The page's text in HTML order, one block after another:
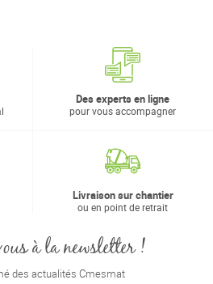
Des experts en ligne
pour vous accompagner
Livraison sur chantier
ou en point de retrait
à la newsletter !
des actualités Cmesmat